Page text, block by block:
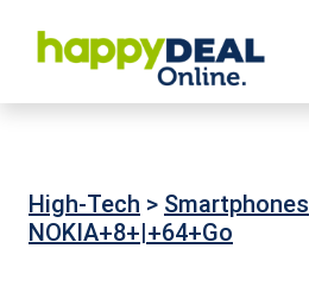
High-Tech > Smartphones
NOKIA+8+|+64+Go